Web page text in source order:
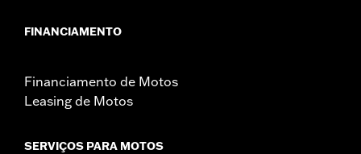
FINANCIAMENTO
Financiamento de Motos
Leasing de Motos
SERVIÇOS PARA MOTOS